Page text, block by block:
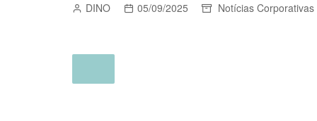
DINO 05/09/2025 Notícias Corporativas